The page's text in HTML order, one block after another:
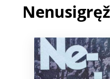
ELVIS atvyksta
Naujienos
Bibliotekoms